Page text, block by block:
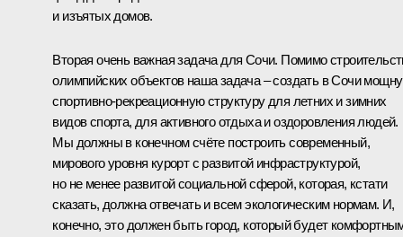
и изъятых домов.
Вторая очень важная задача для Сочи. Помимо
олимпийских объектов наша задача – создать в Сочи
спортивно-рекреационную структуру для летних и зимних
видов спорта, для активного отдыха и оздоровления людей.
Мы должны в конечном счёте построить современный,
мирового уровня курорт с развитой инфраструктурой,
но не менее развитой социальной сферой, которая, кстати
сказать, должна отвечать и всем экологическим нормам. И,
конечно, это должен быть город, который будет